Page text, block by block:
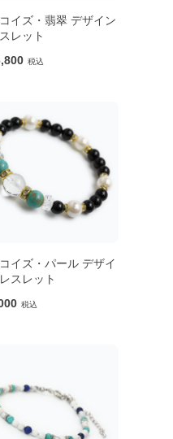
イズ・翡翠 デザイン
レット
イズ・パール デザイ
スレット